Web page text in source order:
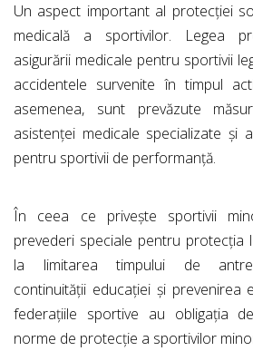
Un aspect important al protecției
medicală a sportivilor. Legea
asigurării medicale pentru sportivii
accidentele survenite în timpul
asemenea, sunt prevăzute
asistenței medicale specializate și
pentru sportivii de performanță.
În ceea ce privește sportivii
prevederi speciale pentru protecția
la limitarea timpului de
continuității educației și prevenirea
federațiile sportive au obligația
norme de protecție a sportivilor